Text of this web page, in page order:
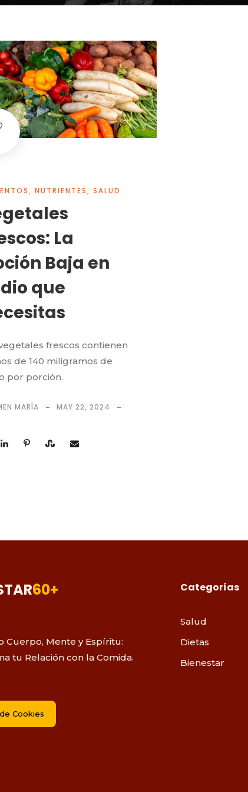
, NUTRIENTES, SALUD
La
Baja en
que
frescos contienen
de 140 miligramos de
por porción.
MARÍA
MAY 22, 2024
60+
Cuerpo, Mente y Espíritu:
tu Relación con la Comida.
Cookies
Categorías
Salud
Dietas
Bienestar